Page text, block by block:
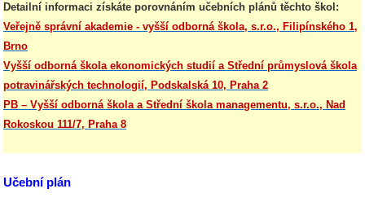
Detailní informaci získáte porovnáním učebních plánů těchto škol:
Veřejně správní akademie - vyšší odborná škola, s.r.o., Filipínského 1,
Brno
Vyšší odborná škola ekonomických studií a Střední průmyslová škola
potravinářských technologií, Podskalská 10, Praha 2
PB – Vyšší odborná škola a Střední škola managementu, s.r.o., Nad
Rokoskou 111/7, Praha 8
Učební plán